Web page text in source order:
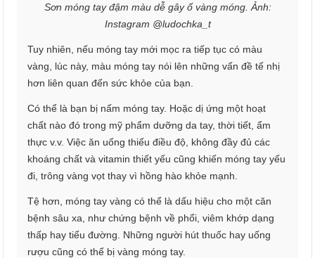
Sơn móng tay đậm màu dễ gây ố vàng móng. Ảnh:
Instagram @ludochka_t
Tuy nhiên, nếu móng tay mới mọc ra tiếp tục có màu
vàng, lúc này, màu móng tay nói lên những vấn đề tế nhị
hơn liên quan đến sức khỏe của bạn.
Có thể là bạn bị nấm móng tay. Hoặc dị ứng một hoạt
chất nào đó trong mỹ phẩm dưỡng da tay, thời tiết, ẩm
thực v.v. Việc ăn uống thiếu điều độ, không đầy đủ các
khoáng chất và vitamin thiết yếu cũng khiến móng tay yếu
đi, trông vàng vọt thay vì hồng hào khỏe mạnh.
Tệ hơn, móng tay vàng có thể là dấu hiệu cho một căn
bệnh sâu xa, như chứng bệnh về phổi, viêm khớp dạng
thấp hay tiểu đường. Những người hút thuốc hay uống
rượu cũng có thể bị vàng móng tay.